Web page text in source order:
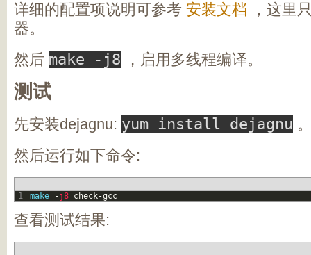
详细的配置项说明可参考 安装文档 ，这里
器。
然后 make -j8 ，启用多线程编译。
测试
先安装dejagnu: yum install dejagnu
然后运行如下命令:
1 make -j8 check-gcc
查看测试结果: